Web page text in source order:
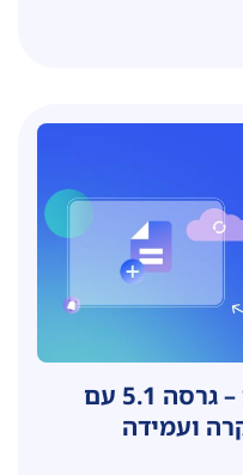
DOXI ממשיכה להתפתח – גרסה 5.1 עם
ועמידה